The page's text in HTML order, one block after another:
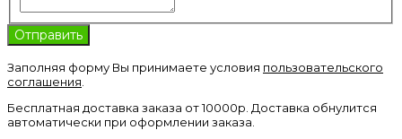
Заполняя форму Вы принимаете условия пользовательского
соглашения
Бесплатная доставка заказа от 10000р. Доставка обнулится
автоматически при оформлении заказа.